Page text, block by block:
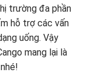
trường đa phần
hỗ trợ các vấn
uống. Vậy
mang lại là